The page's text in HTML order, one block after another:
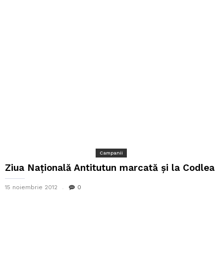
Campanii
Ziua Națională Antitutun marcată și la Codlea
15 noiembrie 2012 0